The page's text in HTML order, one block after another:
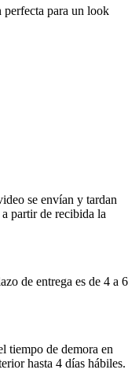
para un look
se envían y tardan
partir de recibida la
de entrega es de 4 a 6
tiempo de demora en
hasta 4 días hábiles.